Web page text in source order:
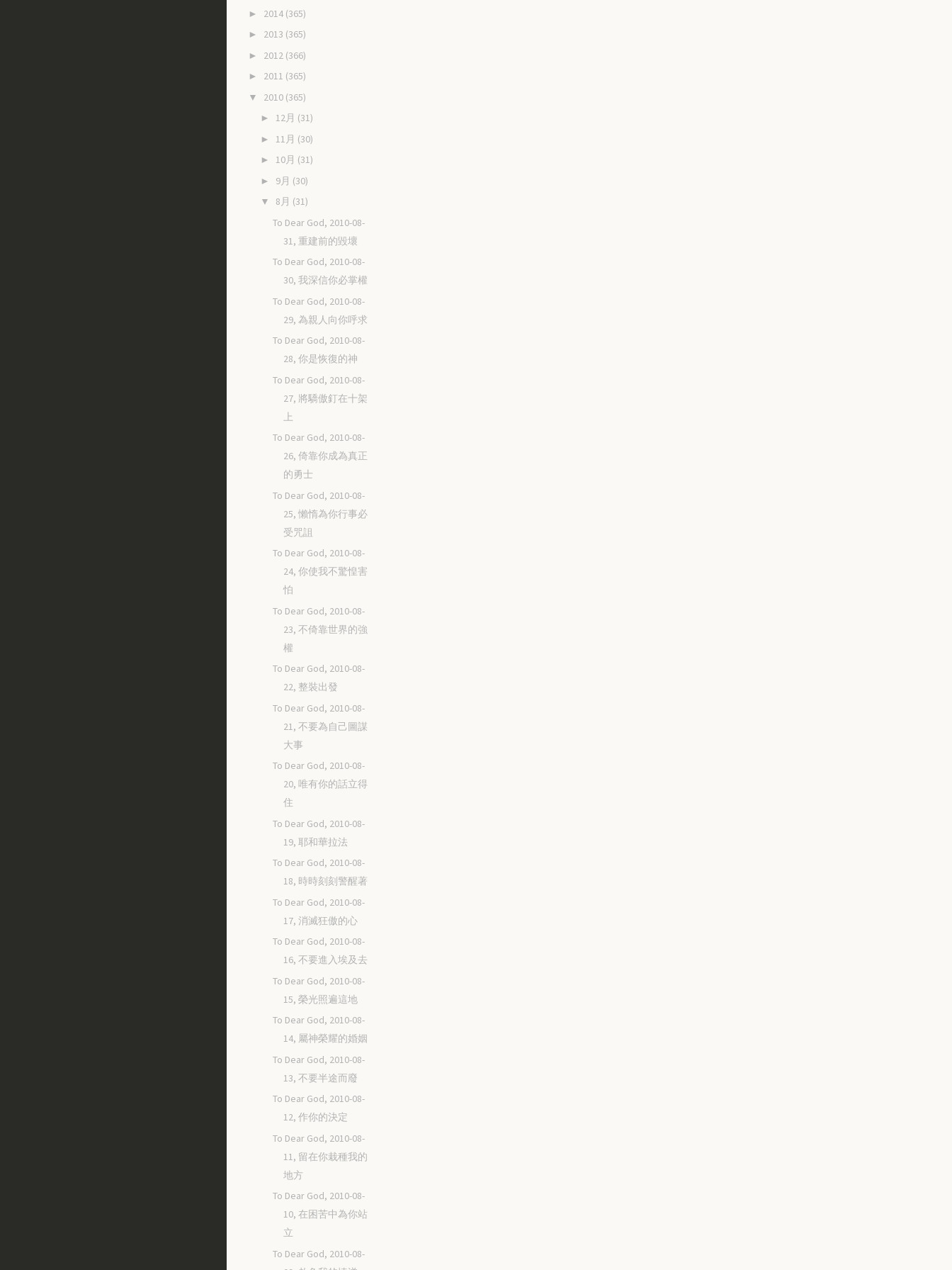
► 2014 (365)
► 2013 (365)
► 2012 (366)
► 2011 (365)
▼ 2010 (365)
► 12月 (31)
► 11月 (30)
► 10月 (31)
► 9月 (30)
▼ 8月 (31)
To Dear God, 2010-08-
31, 重建前的毀壞
To Dear God, 2010-08-
30, 我深信你必掌權
To Dear God, 2010-08-
29, 為親人向你呼求
To Dear God, 2010-08-
28, 你是恢復的神
To Dear God, 2010-08-
27, 將驕傲釘在十架
上
To Dear God, 2010-08-
26, 倚靠你成為真正
的勇士
To Dear God, 2010-08-
25, 懶惰為你行事必
受咒詛
To Dear God, 2010-08-
24, 你使我不驚惶害
怕
To Dear God, 2010-08-
23, 不倚靠世界的強
權
To Dear God, 2010-08-
22, 整裝出發
To Dear God, 2010-08-
21, 不要為自己圖謀
大事
To Dear God, 2010-08-
20, 唯有你的話立得
住
To Dear God, 2010-08-
19, 耶和華拉法
To Dear God, 2010-08-
18, 時時刻刻警醒著
To Dear God, 2010-08-
17, 消滅狂傲的心
To Dear God, 2010-08-
16, 不要進入埃及去
To Dear God, 2010-08-
15, 榮光照遍這地
To Dear God, 2010-08-
14, 屬神榮耀的婚姻
To Dear God, 2010-08-
13, 不要半途而廢
To Dear God, 2010-08-
12, 作你的決定
To Dear God, 2010-08-
11, 留在你栽種我的
地方
To Dear God, 2010-08-
10, 在困苦中為你站
立
To Dear God, 2010-08-